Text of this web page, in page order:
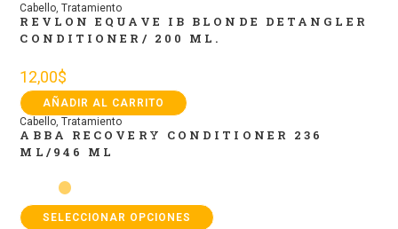
Cabello,Tratamiento
REVLON EQUAVE IB BLONDE DETANGLER
CONDITIONER/ 200 ML.
12,00$
AÑADIR AL CARRITO
Cabello,Tratamiento
ABBA RECOVERY CONDITIONER 236
ML/946 ML
SELECCIONAR OPCIONES